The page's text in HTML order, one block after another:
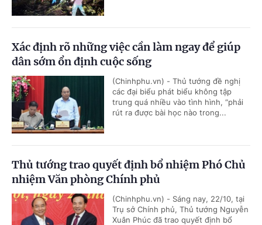
Xác định rõ những việc cần làm ngay để giúp
dân sớm ổn định cuộc sống
(Chinhphu.vn) - Thủ tướng đề nghị
các đại biểu phát biểu không tập
trung quá nhiều vào tình hình, “phải
rút ra được bài học nào trong...
Thủ tướng trao quyết định bổ nhiệm Phó Chủ
nhiệm Văn phòng Chính phủ
(Chinhphu.vn) - Sáng nay, 22/10, tại
Trụ sở Chính phủ, Thủ tướng Nguyễn
Xuân Phúc đã trao quyết định bổ